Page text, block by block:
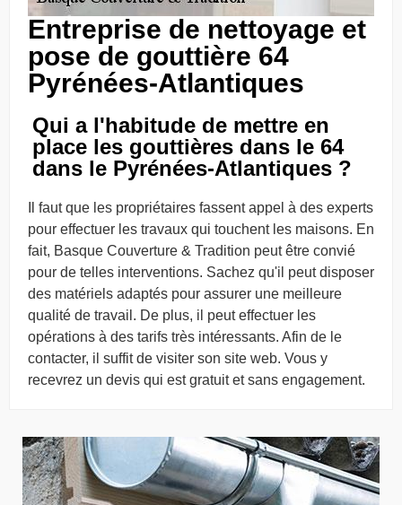
Entreprise de nettoyage et
pose de gouttière 64
Pyrénées-Atlantiques
Qui a l'habitude de mettre en
place les gouttières dans le 64
dans le Pyrénées-Atlantiques ?
Il faut que les propriétaires fassent appel à des experts
pour effectuer les travaux qui touchent les maisons. En
fait, Basque Couverture & Tradition peut être convié
pour de telles interventions. Sachez qu'il peut disposer
des matériels adaptés pour assurer une meilleure
qualité de travail. De plus, il peut effectuer les
opérations à des tarifs très intéressants. Afin de le
contacter, il suffit de visiter son site web. Vous y
recevrez un devis qui est gratuit et sans engagement.